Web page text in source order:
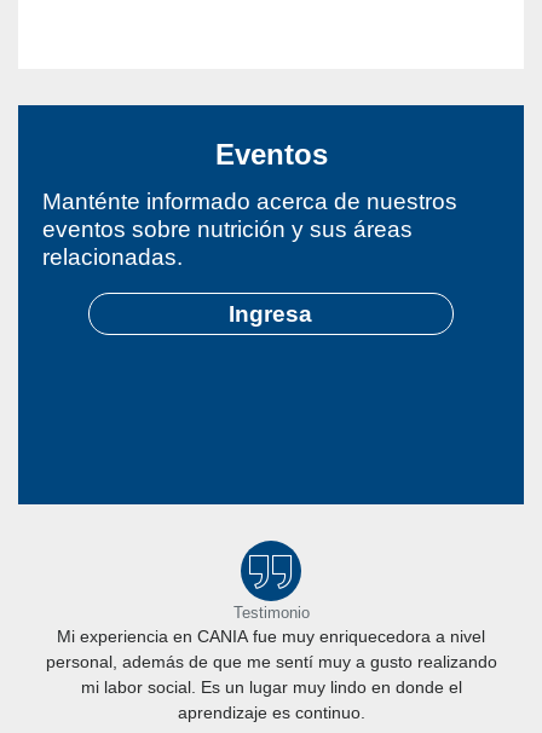
Eventos
Manténte informado acerca de nuestros
eventos sobre nutrición y sus áreas
relacionadas.
Ingresa
Testimonio
Mi experiencia en CANIA fue muy enriquecedora a nivel
personal, además de que me sentí muy a gusto realizando
mi labor social. Es un lugar muy lindo en donde el
aprendizaje es continuo.